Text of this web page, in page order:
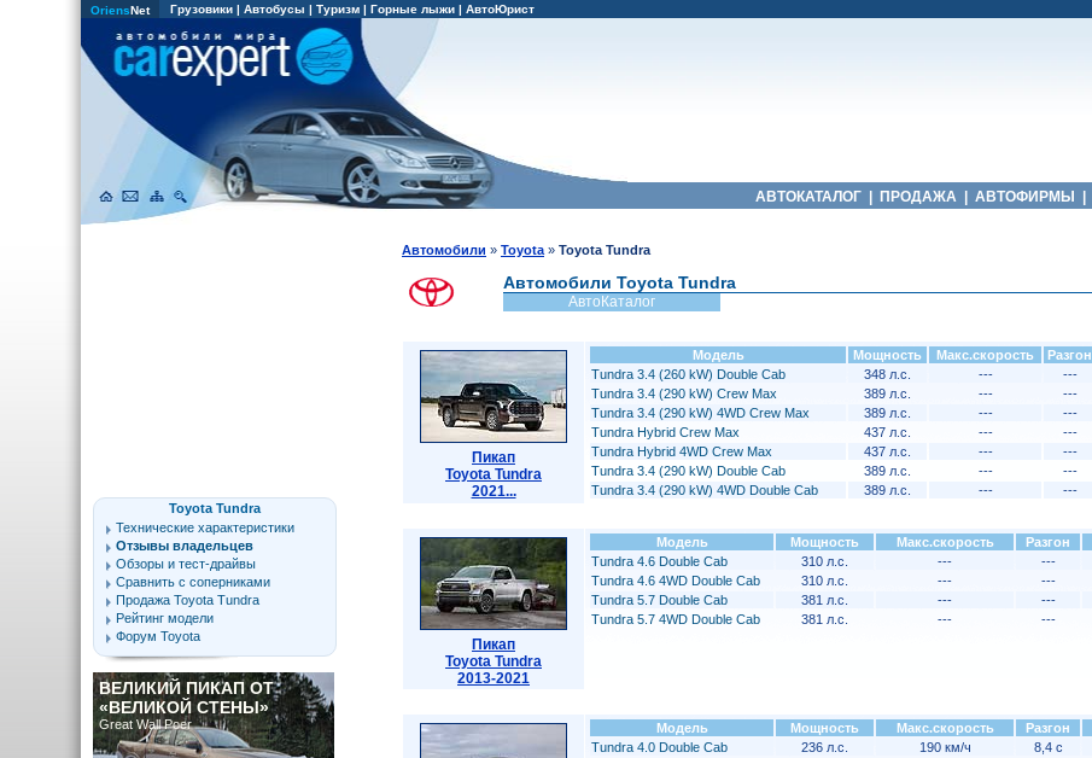
OriensNet Грузовики | Автобусы | Туризм | Горные лыжи | АвтоЮрист
АВТОКАТАЛОГ ПРОДАЖА АВТОФИРМЫ
Toyota Tundra
Технические характеристики
Отзывы владельцев
Обзоры и тест-драйвы
Сравнить с соперниками
Продажа Toyota Tundra
Рейтинг модели
Форум Toyota
ВЕЛИКИЙ ПИКАП ОТ
«ВЕЛИКОЙ СТЕНЫ»
Great Wall Poer
Автомобили » Toyota » Toyota Tundra
Автомобили Toyota Tundra
АвтоКаталог
Пикап
Toyota Tundra
2021...
Модель Мощность Макс.скорость Разгон
Tundra 3.4 (260 kW) Double Cab
348 л.с. --- ---
Tundra 3.4 (290 kW) Crew Max
389 л.с. --- ---
Tundra 3.4 (290 kW) 4WD Crew Max
389 л.с. --- ---
Tundra Hybrid Crew Max
437 л.с. --- ---
Tundra Hybrid 4WD Crew Max
437 л.с. --- ---
Tundra 3.4 (290 kW) Double Cab
389 л.с. --- ---
Tundra 3.4 (290 kW) 4WD Double Cab
389 л.с. --- ---
Пикап
Toyota Tundra
2013-2021
Модель Мощность Макс.скорость Разгон
Tundra 4.6 Double Cab
310 л.с. --- ---
Tundra 4.6 4WD Double Cab
310 л.с. --- ---
Tundra 5.7 Double Cab
381 л.с. --- ---
Tundra 5.7 4WD Double Cab
381 л.с. --- ---
Модель Мощность Макс.скорость Разгон
Tundra 4.0 Double Cab
236 л.с. 190 км/ч 8,4 с